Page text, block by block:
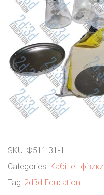
SKU: Ф511.31-1
Categories: Кабінет фізики
Tag: 2d3d Education